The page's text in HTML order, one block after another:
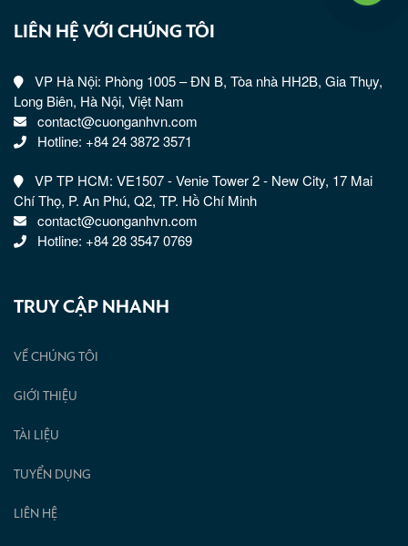
LIÊN HỆ VỚI CHÚNG TÔI
VP Hà Nội: Phòng 1005 – ĐN B, Tòa nhà HH2B, Gia Thụy,
Long Biên, Hà Nội, Việt Nam
contact@cuonganhvn.com
Hotline: +84 24 3872 3571
VP TP HCM: VE1507 - Venie Tower 2 - New City, 17 Mai
Chí Thọ, P. An Phú, Q2, TP. Hồ Chí Minh
contact@cuonganhvn.com
Hotline: +84 28 3547 0769
TRUY CẬP NHANH
VỀ CHÚNG TÔI
GIỚI THIỆU
TÀI LIỆU
TUYỂN DỤNG
LIÊN HỆ